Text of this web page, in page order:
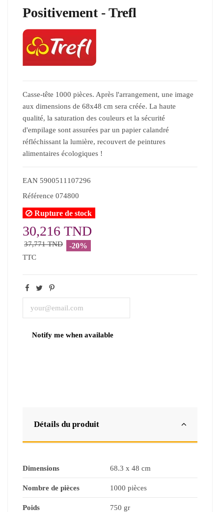
Positivement - Trefl
Casse-tête 1000 pièces. Après l'arrangement, une image
aux dimensions de 68x48 cm sera créée. La haute
qualité, la saturation des couleurs et la sécurité
d'empilage sont assurées par un papier calandré
réfléchissant la lumière, recouvert de peintures
alimentaires écologiques !
EAN 5900511107296
Référence 074800
Rupture de stock
30,216 TND
37,771 TND -20%
TTC
Détails du produit
Dimensions 68.3 x 48 cm
Nombre de pièces 1000 pièces
Poids 750 gr